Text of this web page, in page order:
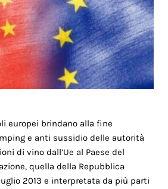
europei brindano alla fine
e anti sussidio delle autorità
di vino dall’Ue al Paese del
quella della Repubblica
2013 e interpretata da più parti